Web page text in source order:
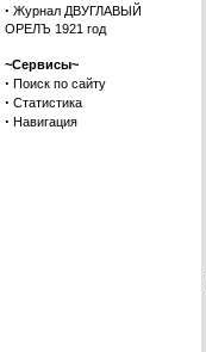
· Журнал ДВУГЛАВЫЙ
ОРЕЛЪ 1921 год
~Сервисы~
· Поиск по сайту
· Статистика
· Навигация